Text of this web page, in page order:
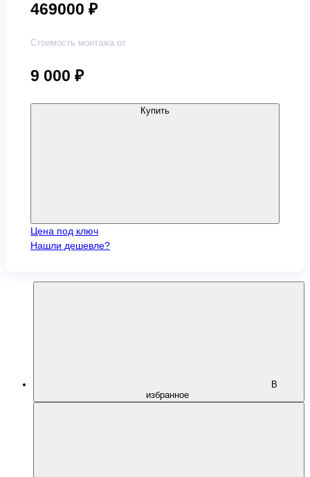
469000 ₽
Стоимость монтажа от
9 000 ₽
Купить
Цена под ключ
Нашли дешевле?
В
избранное